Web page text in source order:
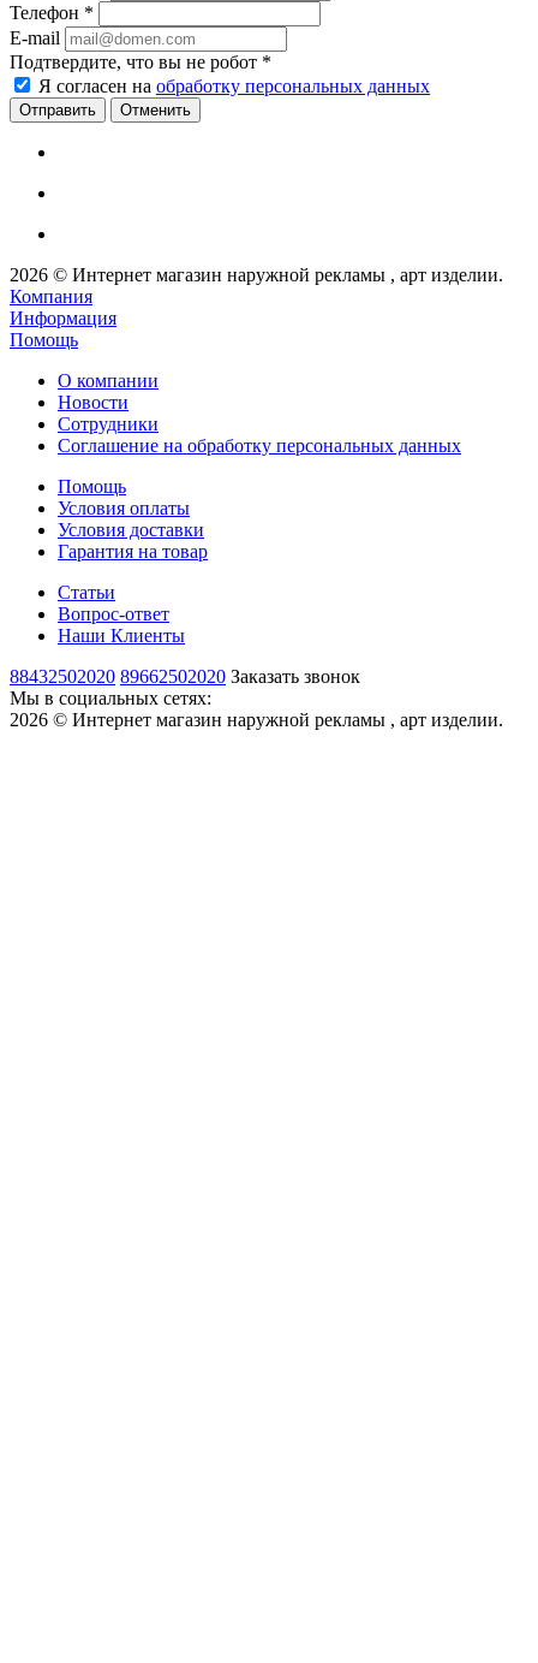
Телефон *
E-mail
Подтвердите, что вы не робот *
Я согласен на обработку персональных данных
Отменить
2026 © Интернет магазин наружной рекламы , арт изделии.
Компания
Информация
Помощь
О компании
Новости
Сотрудники
Соглашение на обработку персональных данных
Помощь
Условия оплаты
Условия доставки
Гарантия на товар
Статьи
Вопрос-ответ
Наши Клиенты
88432502020 89662502020 Заказать звонок
Мы в социальных сетях:
2026 © Интернет магазин наружной рекламы , арт изделии.